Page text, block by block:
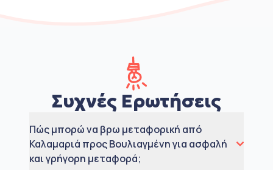
Συχνές Ερωτήσεις
Πώς μπορώ να βρω μεταφορική από
Καλαμαριά προς Βουλιαγμένη για ασφαλή
και γρήγορη μεταφορά;